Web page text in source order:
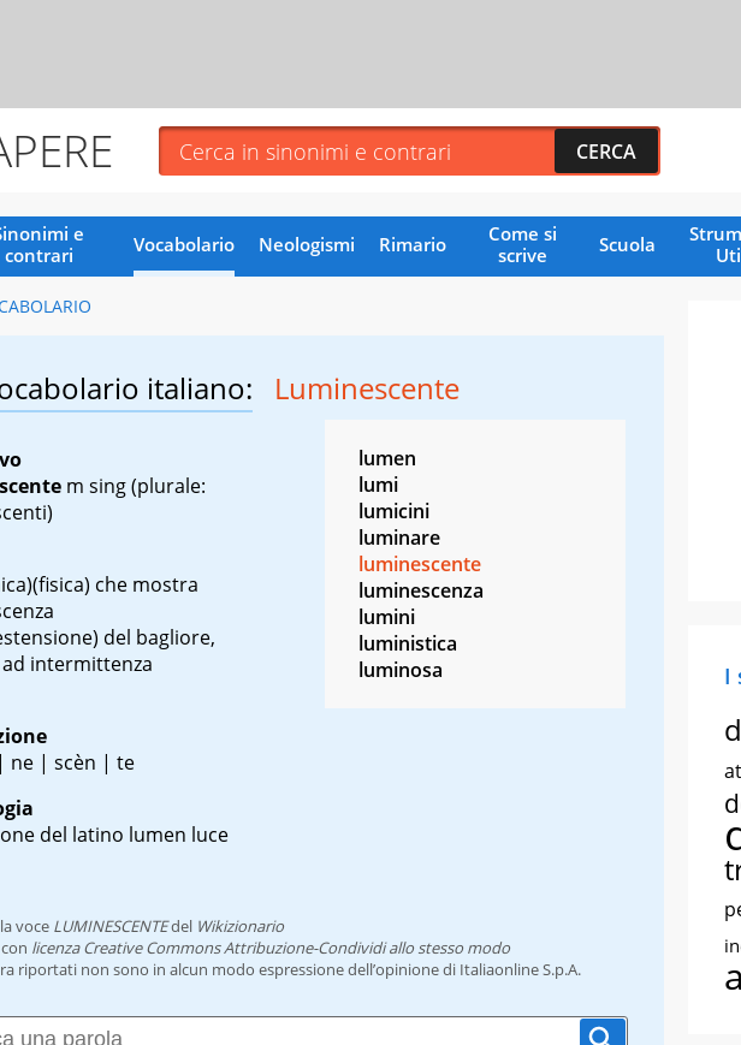
e
contrari
Vocabolario Neologismi Rimario
Come si
scrive
Scuola
italiano: Luminescente
m sing(plurale:
che mostra
del bagliore,
intermittenza
ne | scèn | te
del latino lumen luce
lumen
lumi
lumicini
luminare
luminescente
luminescenza
lumini
luministica
luminosa
voce LUMINESCENTEdel Wikizionario
licenza Creative Commons Attribuzione-Condividi allo stesso modo
riportati non sono in alcun modo espressione dell’opinione di Italiaonline S.p.A.
I